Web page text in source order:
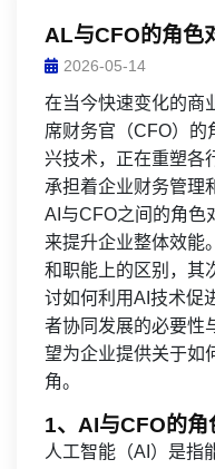
AL与CFO的角色
2026-05-14
在当今快速变化的商
席财务官（CFO）的
兴技术，正在重塑各
承担着企业财务管理
AI与CFO之间的角色
来提升企业整体效能
和职能上的区别，其
讨如何利用AI技术促
者协同发展的必要性
望为企业提供关于如
角。
1、AI与CFO的角
人工智能（AI）是指